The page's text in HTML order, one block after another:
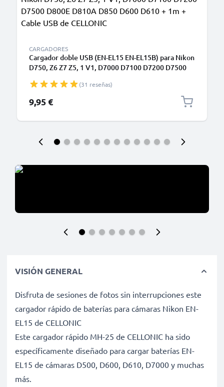
CARGADORES
Cargador doble USB (EN-EL15 EN-EL15B) para Nikon
D750, Z6 Z7 Z5, 1 V1, D7000 D7100 D7200 D7500
de CELLONIC
(31 reseñas)
9,95 €
VISIÓN GENERAL
Disfruta de sesiones de fotos sin interrupciones este
cargador rápido de baterías para cámaras Nikon EN-
EL15 de CELLONIC
Este cargador rápido MH-25 de CELLONIC ha sido
específicamente diseñado para cargar baterías EN-
EL15 de cámaras D500, D600, D610, D7000 y muchas
más.